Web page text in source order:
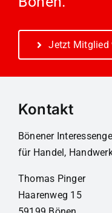
Jetzt Mitglied
Kontakt
Bönener
für Handel,
Thomas Pinger
Haarenweg 15